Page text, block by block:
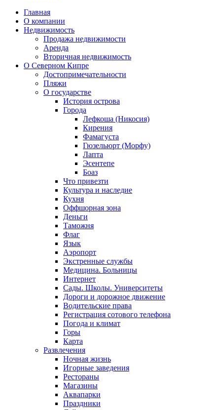
Главная
О компании
Недвижимость
Продажа недвижимости
Аренда
Вторичная недвижимость
О Северном Кипре
Достопримечательности
Пляжи
О государстве
История острова
Города
Лефкоша (Никосия)
Кирения
Фамагуста
Гюзельюрт (Морфу)
Лапта
Эсентепе
Боаз
Что привезти
Культура и наследие
Кухня
Оффшорная зона
Деньги
Таможня
Флаг
Язык
Аэропорт
Экстренные службы
Медицина. Больницы
Интернет
Сады. Школы. Университеты
Дороги и дорожное движение
Водительские права
Регистрация сотового телефона
Погода и климат
Горы
Карта
Развлечения
Ночная жизнь
Игорные заведения
Рестораны
Магазины
Аквапарки
Праздники